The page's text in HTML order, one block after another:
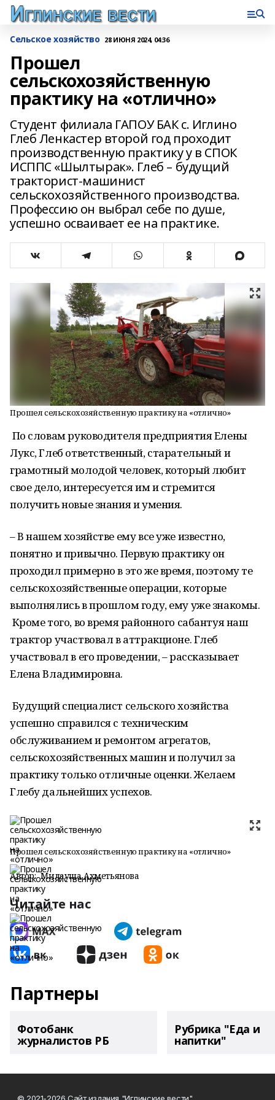
Сельское хозяйство 28 ИЮНЯ 2024, 04:36
Прошел
сельскохозяйственную
практику на «отлично»
Студент филиала ГАПОУ БАК с. Иглино
Глеб Ленкастер второй год проходит
производственную практику у в СПОК
ИСППС «Шылтырак». Глеб – будущий
тракторист-машинист
сельскохозяйственного производства.
Профессию он выбрал себе по душе,
успешно осваивает ее на практике.
Прошел сельскохозяйственную практику на «отлично»
По словам руководителя предприятия Елены
Лукс, Глеб ответственный, старательный и
грамотный молодой человек, который любит
свое дело, интересуется им и стремится
получить новые знания и умения.
– В нашем хозяйстве ему все уже известно,
понятно и привычно. Первую практику он
проходил примерно в это же время, поэтому те
сельскохозяйственные операции, которые
выполнялись в прошлом году, ему уже знакомы.
Кроме того, во время районного сабантуя наш
трактор участвовал в аттракционе. Глеб
участвовал в его проведении, – рассказывает
Елена Владимировна.
Будущий специалист сельского хозяйства
успешно справился с техническим
обслуживанием и ремонтом агрегатов,
сельскохозяйственных машин и получил за
практику только отличные оценки. Желаем
Глебу дальнейших успехов.
Прошел сельскохозяйственную практику на «отлично»
Автор: Милауша Ахметьянова
Читайте нас
Партнеры
Фотобанк
журналистов РБ
Рубрика "Еда и
напитки"